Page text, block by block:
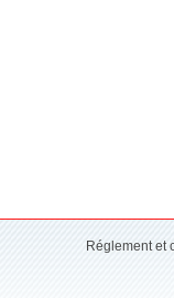
Réglement et